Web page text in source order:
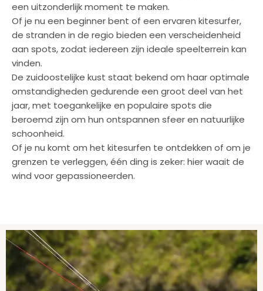
een uitzonderlijk moment te maken.
Of je nu een beginner bent of een ervaren kitesurfer,
de stranden in de regio bieden een verscheidenheid
aan spots, zodat iedereen zijn ideale speelterrein kan
vinden.
De zuidoostelijke kust staat bekend om haar optimale
omstandigheden gedurende een groot deel van het
jaar, met toegankelijke en populaire spots die
beroemd zijn om hun ontspannen sfeer en natuurlijke
schoonheid.
Of je nu komt om het kitesurfen te ontdekken of om je
grenzen te verleggen, één ding is zeker: hier waait de
wind voor gepassioneerden.